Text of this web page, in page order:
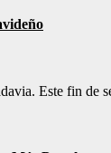
Este fin de